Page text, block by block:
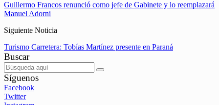
Guillermo Francos renunció como jefe de Gabinete y lo reemplazará
Manuel Adorni
Siguiente Noticia
Turismo Carretera: Tobías Martínez presente en Paraná
Buscar
Síguenos
Facebook
Twitter